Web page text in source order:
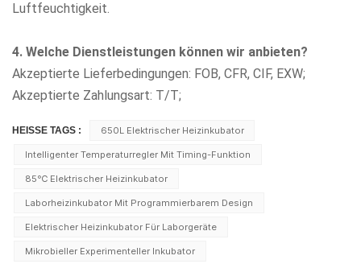
Luftfeuchtigkeit.
4. Welche Dienstleistungen können wir anbieten?
Akzeptierte Lieferbedingungen: FOB, CFR, CIF, EXW;
Akzeptierte Zahlungsart: T/T;
HEISSE TAGS : 650L Elektrischer Heizinkubator
Intelligenter Temperaturregler Mit Timing-Funktion
85℃ Elektrischer Heizinkubator
Laborheizinkubator Mit Programmierbarem Design
Elektrischer Heizinkubator Für Laborgeräte
Mikrobieller Experimenteller Inkubator